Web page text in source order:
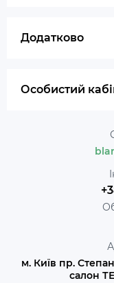
Додатково
Особистий
м. Київ пр.
салон